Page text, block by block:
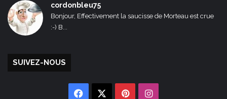
cordonbleu75
Bonjour, Effectivement la saucisse de Morteau est crue
:-) B...
SUIVEZ-NOUS
Facebook PinterestInstagram